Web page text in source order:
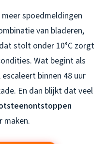
spoedmeldingen
van bladeren,
stolt onder 10°C zorgt
Wat begint als
binnen 48 uur
En dan blijkt dat veel
maken.